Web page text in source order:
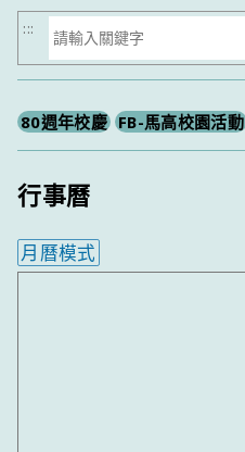
搜
尋
:::
80週年校慶 FB-馬高校園活動
行事曆
月曆模式